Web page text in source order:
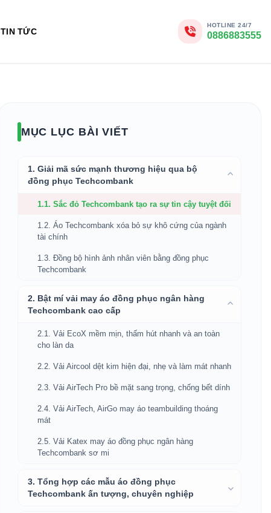
TIN TỨC
HOTLINE 24/7
0886883555
MỤC LỤC BÀI VIẾT
1. Giải mã sức mạnh thương hiệu qua bộ
đồng phục Techcombank
1.1. Sắc đỏ Techcombank tạo ra sự tin cậy tuyệt đối
1.2. Áo Techcombank xóa bỏ sự khô cứng của ngành
tài chính
1.3. Đồng bộ hình ảnh nhân viên bằng đồng phục
Techcombank
2. Bật mí vải may áo đồng phục ngân hàng
Techcombank cao cấp
2.1. Vải EcoX mềm mịn, thấm hút nhanh và an toàn
cho làn da
2.2. Vải Aircool dệt kim hiện đại, nhẹ và làm mát nhanh
2.3. Vải AirTech Pro bề mặt sang trọng, chống bết dính
2.4. Vải AirTech, AirGo may áo teambuilding thoáng
mát
2.5. Vải Katex may áo đồng phục ngân hàng
Techcombank sơ mi
3. Tổng hợp các mẫu áo đồng phục
Techcombank ấn tượng, chuyên nghiệp